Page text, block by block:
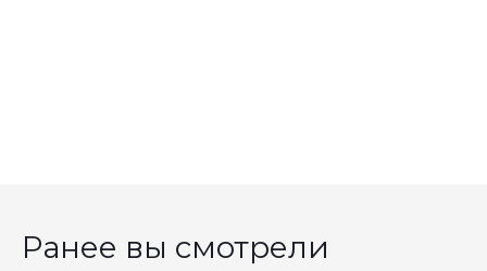
Ранее вы смотрели